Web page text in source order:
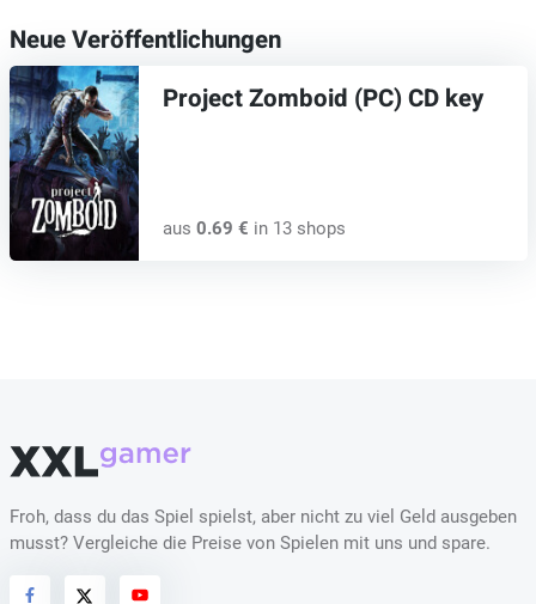
Neue Veröffentlichungen
Project Zomboid (PC) CD key
aus 0.69 € in 13 shops
Froh, dass du das Spiel spielst, aber nicht zu viel Geld ausgeben
musst? Vergleiche die Preise von Spielen mit uns und spare.